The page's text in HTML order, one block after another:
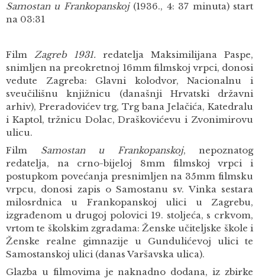
Samostan u Frankopanskoj(1936., 4: 37 minuta) start
na 03:31
Film Zagreb 1931. redatelja Maksimilijana Paspe,
snimljen na preokretnoj 16mm filmskoj vrpci, donosi
vedute Zagreba: Glavni kolodvor, Nacionalnu i
sveučilišnu knjižnicu (današnji Hrvatski državni
arhiv), Preradovićev trg, Trg bana Jelačića, Katedralu
i Kaptol, tržnicu Dolac, Draškovićevu i Zvonimirovu
ulicu.
Film Samostan u Frankopanskoj, nepoznatog
redatelja, na crno-bijeloj 8mm filmskoj vrpci i
postupkom povećanja presnimljen na 35mm filmsku
vrpcu, donosi zapis o Samostanu sv. Vinka sestara
milosrdnica u Frankopanskoj ulici u Zagrebu,
izgrađenom u drugoj polovici 19. stoljeća, s crkvom,
vrtom te školskim zgradama: Ženske učiteljske škole i
Ženske realne gimnazije u Gundulićevoj ulici te
Samostanskoj ulici (danas Varšavska ulica).
Glazba u filmovima je naknadno dodana, iz zbirke